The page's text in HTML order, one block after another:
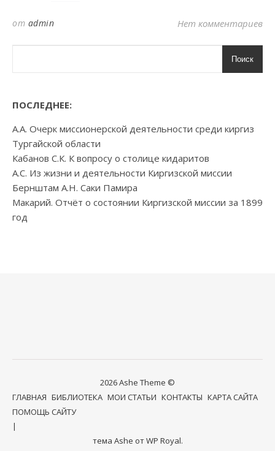
от admin Нет комментариев
Поиск
ПОСЛЕДНЕЕ:
А.А. Очерк миссионерской деятельности среди киргиз
Тургайской области
Кабанов С.К. К вопросу о столице кидаритов
А.С. Из жизни и деятельности Киргизской миссии
Бернштам А.Н. Саки Памира
Макарий. Отчёт о состоянии Киргизской миссии за 1899
год
2026 Ashe Theme ©
ГЛАВНАЯ БИБЛИОТЕКА МОИ СТАТЬИ КОНТАКТЫ КАРТА САЙТА
ПОМОЩЬ САЙТУ
тема Ashe отWP Royal.